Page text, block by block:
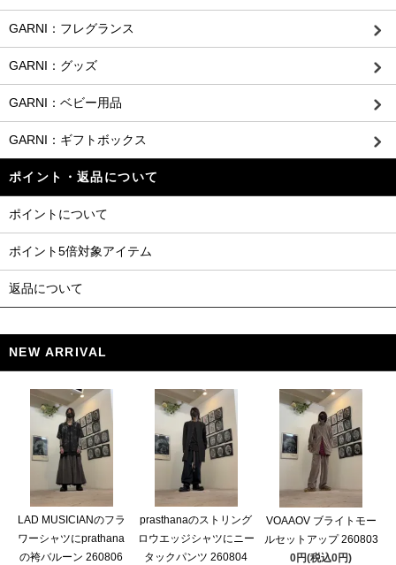
GARNI：フレグランス
GARNI：グッズ
GARNI：ベビー用品
GARNI：ギフトボックス
ポイント・返品について
ポイントについて
ポイント5倍対象アイテム
返品について
NEW ARRIVAL
LAD MUSICIANのフラ
ワーシャツにprathana
の袴バルーン 260806
prasthanaのストリング
ロウエッジシャツにニー
タックパンツ 260804
VOAAOV ブライトモー
ルセットアップ 260803
0円(税込0円)